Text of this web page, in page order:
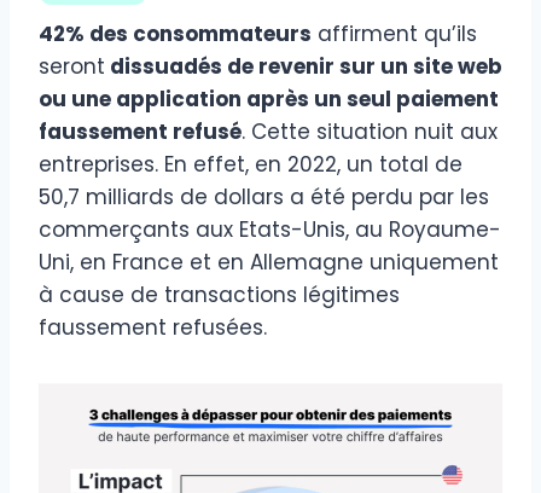
42% des consommateurs affirment qu’ils
seront dissuadés de revenir sur un site web
ou une application après un seul paiement
faussement refusé. Cette situation nuit aux
entreprises. En effet, en 2022, un total de
50,7 milliards de dollars a été perdu par les
commerçants aux Etats-Unis, au Royaume-
Uni, en France et en Allemagne uniquement
à cause de transactions légitimes
faussement refusées.